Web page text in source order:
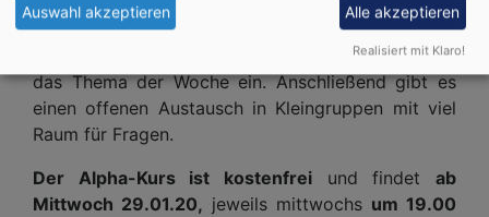
auseinandersetzen möchten, angeboten.
Nach einem gemeinsamen Essen führt ein Video in
das Thema der Woche ein. Anschließend gibt es
einen offenen Austausch in Kleingruppen mit viel
Raum für Fragen.
Der Alpha-Kurs ist kostenfrei und findet ab
Mittwoch 29.01.20, jeweils mittwochs um 19.00
Auswahl akzeptieren Alle akzeptieren
Realisiert mit Klaro!